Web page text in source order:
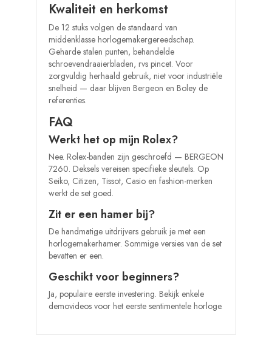
Kwaliteit en herkomst
De 12 stuks volgen de standaard van
middenklasse horlogemakergereedschap.
Geharde stalen punten, behandelde
schroevendraaierbladen, rvs pincet. Voor
zorgvuldig herhaald gebruik, niet voor industriële
snelheid — daar blijven Bergeon en Boley de
referenties.
FAQ
Werkt het op mijn Rolex?
Nee. Rolex-banden zijn geschroefd — BERGEON
7260. Deksels vereisen specifieke sleutels. Op
Seiko, Citizen, Tissot, Casio en fashion-merken
werkt de set goed.
Zit er een hamer bij?
De handmatige uitdrijvers gebruik je met een
horlogemakerhamer. Sommige versies van de set
bevatten er een.
Geschikt voor beginners?
Ja, populaire eerste investering. Bekijk enkele
demovideos voor het eerste sentimentele horloge.